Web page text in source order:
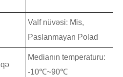
Valf nüvəsi: Mis,
Paslanmayan Polad
Medianın temperaturu:
-10℃~90℃